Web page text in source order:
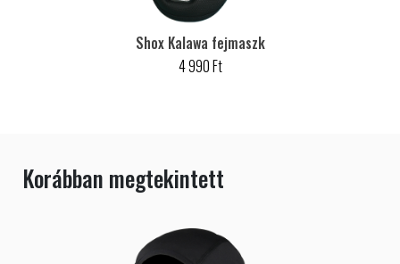
Shox Kalawa fejmaszk
4 990 Ft
Korábban megtekintett